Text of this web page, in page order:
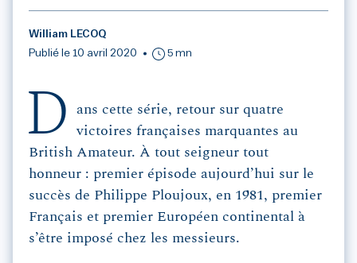
William LECOQ
Publié le 10 avril 2020
5 mn
D
ans cette série, retour sur quatre
victoires françaises marquantes au
British Amateur. À tout seigneur tout
honneur : premier épisode aujourd’hui sur le
succès de Philippe Ploujoux, en 1981, premier
Français et premier Européen continental à
s’être imposé chez les messieurs.